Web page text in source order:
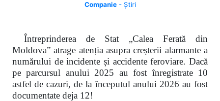
Companie- Știri
Întreprinderea de Stat „Calea Ferată din
Moldova” atrage atenția asupra creșterii alarmante a
numărului de incidente și accidente feroviare. Dacă
pe parcursul anului 2025 au fost înregistrate 10
astfel de cazuri, de la începutul anului 2026 au fost
documentate deja 12!